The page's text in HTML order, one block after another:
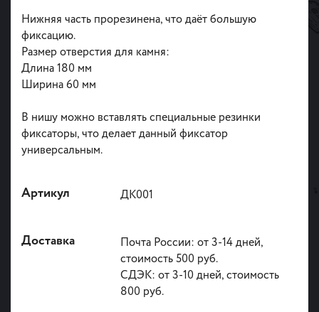
Нижняя часть прорезинена, что даёт большую
фиксацию.
Размер отверстия для камня:
Длина 180 мм
Ширина 60 мм
В нишу можно вставлятьспециальные резинки
фиксаторы, что делает данный фиксатор
универсальным.
Артикул ДК001
Доставка
Почта России: от 3-14 дней,
стоимость 500 руб.
СДЭК: от 3-10 дней, стоимость
800 руб.